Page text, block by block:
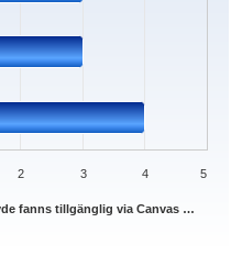
fanns tillgänglig via Canvas …
2 3 4 5